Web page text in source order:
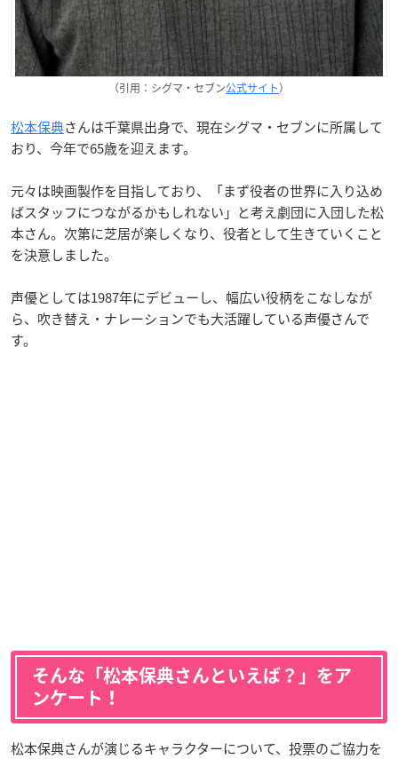
（引用：シグマ・セブン公式サイト）
松本保典さんは千葉県出身で、現在シグマ・セブンに所属して
おり、今年で65歳を迎えます。
元々は映画製作を目指しており、「まず役者の世界に入り込め
ばスタッフにつながるかもしれない」と考え劇団に入団した松
本さん。次第に芝居が楽しくなり、役者として生きていくこと
を決意しました。
声優としては1987年にデビューし、幅広い役柄をこなしなが
ら、吹き替え・ナレーションでも大活躍している声優さんで
す。
そんな「松本保典さんといえば？」をア
ンケート！
松本保典さんが演じるキャラクターについて、投票のご協力を